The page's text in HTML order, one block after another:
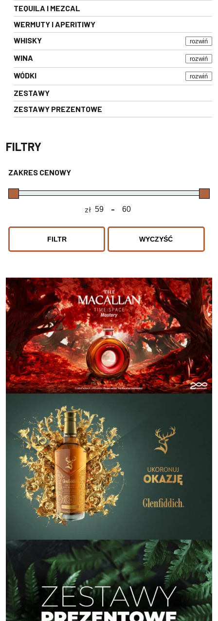
TEQUILA I MEZCAL
WERMUTY I APERITIWY
WHISKY
rozwiń
WINA rozwiń
WÓDKI rozwiń
ZESTAWY
ZESTAWY PREZENTOWE
FILTRY
ZAKRES CENOWY
zł Minimum Price
-
Maximum Price
FILTR WYCZYŚĆ